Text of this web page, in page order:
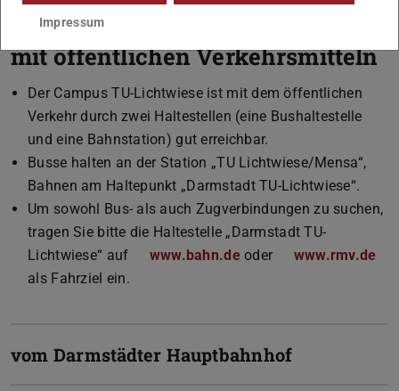
mit öffentlichen Verkehrsmitteln
Der Campus TU-Lichtwiese ist mit dem öffentlichen
Verkehr durch zwei Haltestellen (eine Bushaltestelle
und eine Bahnstation) gut erreichbar.
Busse halten an der Station „TU Lichtwiese/Mensa“,
Bahnen am Haltepunkt „Darmstadt TU-Lichtwiese“.
Um sowohl Bus- als auch Zugverbindungen zu suchen,
tragen Sie bitte die Haltestelle „Darmstadt TU-
Lichtwiese“ auf
www.bahn.deoder
www.rmv.de
als Fahrziel ein.
vom Darmstädter Hauptbahnhof
Impressum